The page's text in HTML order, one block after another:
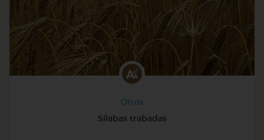
Otros
Sílabas trabadas